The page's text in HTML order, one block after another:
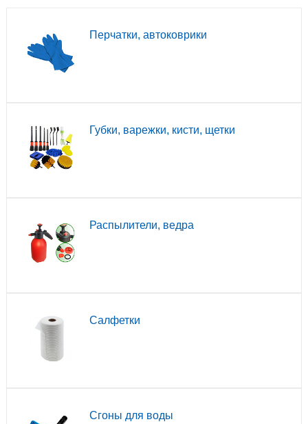
Перчатки, автоковрики
Губки, варежки, кисти, щетки
Распылители, ведра
Салфетки
Сгоны для воды